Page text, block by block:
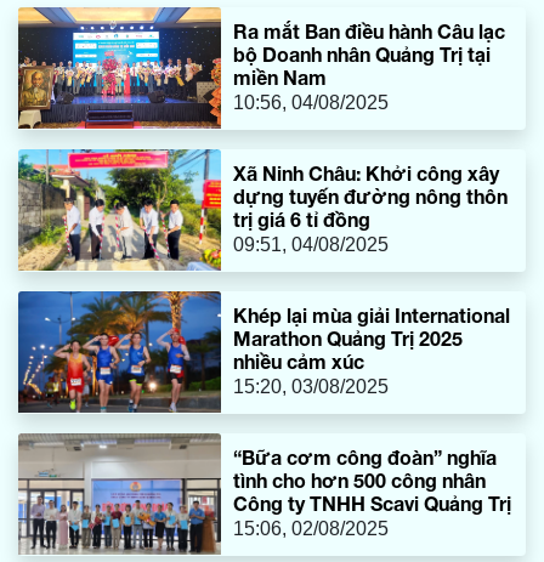
nhất đến 2027 thiết kế, chế tạo, kiểm thử được một số chíp
bán dẫn.
Ra mắt Ban điều hành Câu lạc
bộ Doanh nhân Quảng Trị tại
miền Nam
10:56, 04/08/2025
Xã Ninh Châu: Khởi công xây
dựng tuyến đường nông thôn
trị giá 6 tỉ đồng
09:51, 04/08/2025
Khép lại mùa giải International
Marathon Quảng Trị 2025
nhiều cảm xúc
15:20, 03/08/2025
“Bữa cơm công đoàn” nghĩa
tình cho hơn 500 công nhân
Công ty TNHH Scavi Quảng Trị
15:06, 02/08/2025